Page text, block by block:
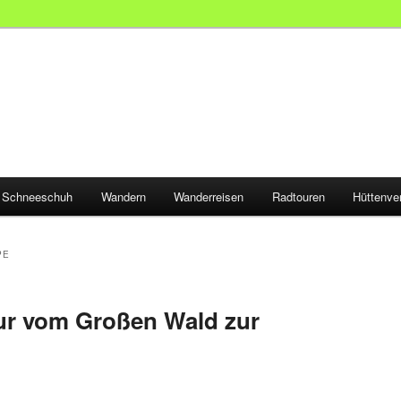
Schneeschuh Wandern Wanderreisen Radtouren
vom Großen Wald zur